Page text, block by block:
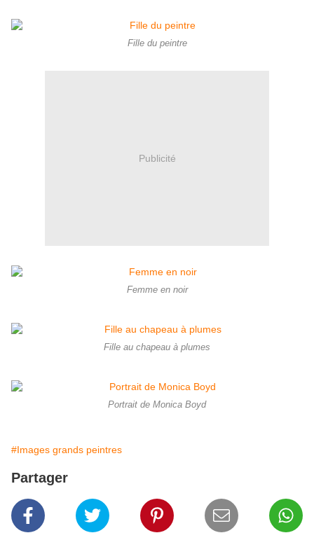
Fille du peintre
Publicité
Femme en noir
Fille au chapeau à plumes
Portrait de Monica Boyd
#Images grands peintres
Partager